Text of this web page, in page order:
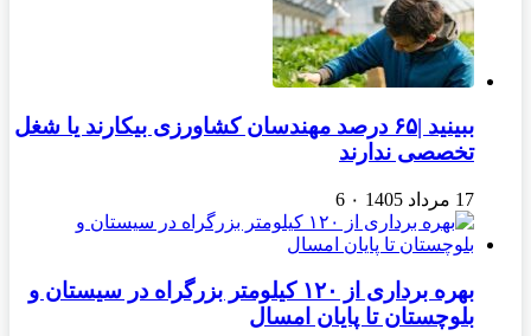
ببینید |۶۵ درصد مهندسان کشاورزی بیکارند یا شغل
تخصصی ندارند
17 مرداد 1405 ۰ 6
بهره برداری از ۱۲۰ کیلومتر بزرگراه در سیستان و
بلوچستان تا پایان امسال